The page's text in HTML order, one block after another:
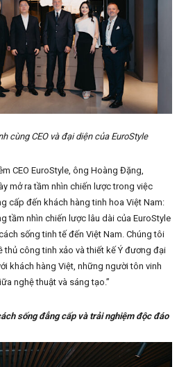
cùng CEO và đại diện của EuroStyle
CEO EuroStyle, ông Hoàng Đặng,
mở ra tầm nhìn chiến lược trong việc
cấp đến khách hàng tinh hoa Việt Nam:
tầm nhìn chiến lược lâu dài của EuroStyle
sống tinh tế đến Việt Nam. Chúng tôi
thủ công tinh xảo và thiết kế Ý đương đại
khách hàng Việt, những người tôn vinh
nghệ thuật và sáng tạo.”
sống đẳng cấp và trải nghiệm độc đáo